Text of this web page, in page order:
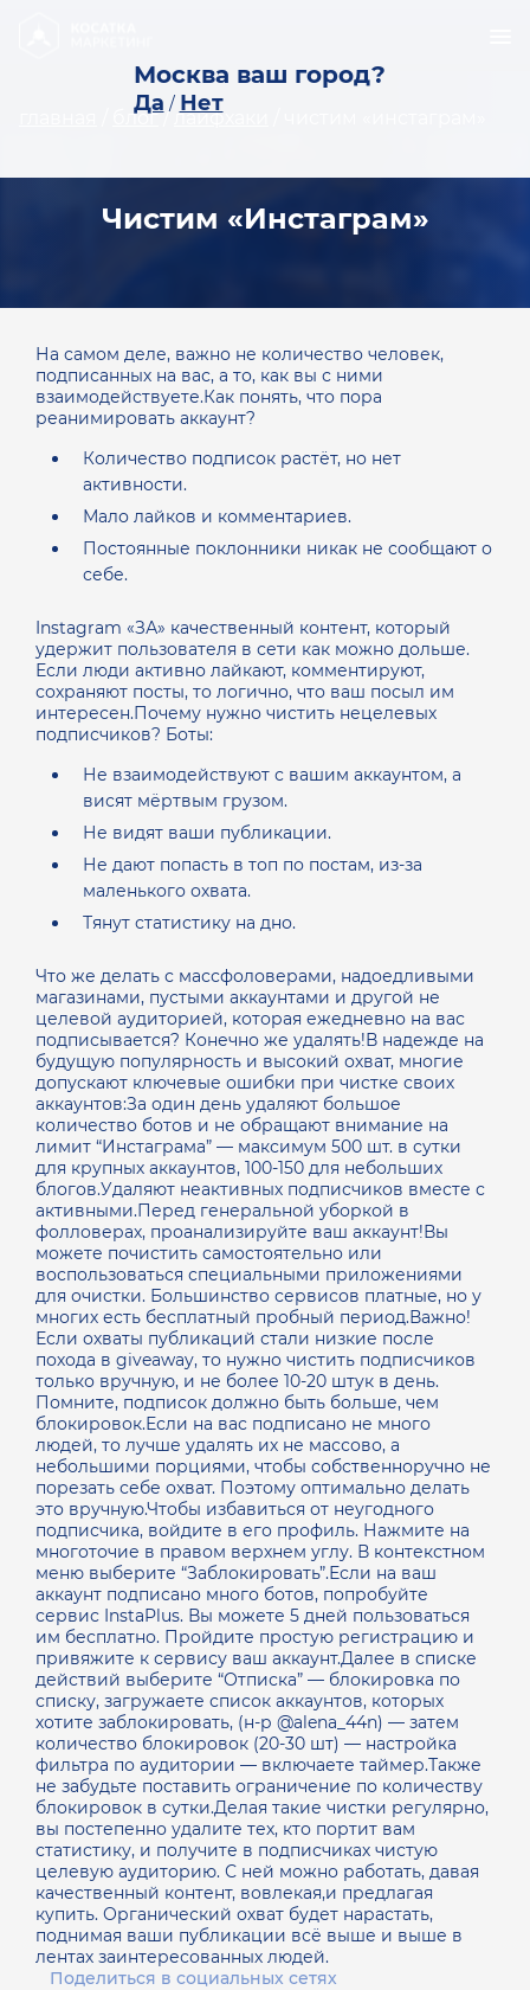
Москва ваш город?
Да / Нет
блог / лайфхаки
Чистим «Инстаграм»
На самом деле, важно не количество человек,
подписанных на вас, а то, как вы с ними
взаимодействуете.Как понять, что пора
реанимировать аккаунт?
Количество подписок растёт, но нет
активности.
Мало лайков и комментариев.
Постоянные поклонники никак не сообщают о
себе.
Instagram «ЗА» качественный контент, который
удержит пользователя в сети как можно дольше.
Если люди активно лайкают, комментируют,
сохраняют посты, то логично, что ваш посыл им
интересен.Почему нужно чистить нецелевых
подписчиков? Боты:
Не взаимодействуют с вашим аккаунтом, а
висят мёртвым грузом.
Не видят ваши публикации.
Не дают попасть в топ по постам, из-за
маленького охвата.
Тянут статистику на дно.
Что же делать с массфоловерами, надоедливыми
магазинами, пустыми аккаунтами и другой не
целевой аудиторией, которая ежедневно на вас
подписывается? Конечно же удалять!В надежде на
будущую популярность и высокий охват, многие
допускают ключевые ошибки при чистке своих
аккаунтов:За один день удаляют большое
количество ботов и не обращают внимание на
лимит “Инстаграма” — максимум 500 шт. в сутки
для крупных аккаунтов, 100-150 для небольших
блогов.Удаляют неактивных подписчиков вместе с
активными.Перед генеральной уборкой в
фолловерах, проанализируйте ваш аккаунт!Вы
можете почистить самостоятельно или
воспользоваться специальными приложениями
для очистки. Большинство сервисов платные, но у
многих есть бесплатный пробный период.Важно!
Если охваты публикаций стали низкие после
похода в giveaway, то нужно чистить подписчиков
только вручную, и не более 10-20 штук в день.
Помните, подписок должно быть больше, чем
блокировок.Если на вас подписано не много
людей, то лучше удалять их не массово, а
небольшими порциями, чтобы собственноручно не
порезать себе охват. Поэтому оптимально делать
это вручную.Чтобы избавиться от неугодного
подписчика, войдите в его профиль. Нажмите на
многоточие в правом верхнем углу. В контекстном
меню выберите “Заблокировать”.Если на ваш
аккаунт подписано много ботов, попробуйте
сервис InstaPlus. Вы можете 5 дней пользоваться
им бесплатно. Пройдите простую регистрацию и
привяжите к сервису ваш аккаунт.Далее в списке
действий выберите “Отписка” — блокировка по
списку, загружаете список аккаунтов, которых
хотите заблокировать, (н-р @alena_44n) — затем
количество блокировок (20-30 шт) — настройка
фильтра по аудитории — включаете таймер.Также
не забудьте поставить ограничение по количеству
блокировок в сутки.Делая такие чистки регулярно,
вы постепенно удалите тех, кто портит вам
статистику, и получите в подписчиках чистую
целевую аудиторию. С ней можно работать, давая
качественный контент, вовлекая,и предлагая
купить. Органический охват будет нарастать,
поднимая ваши публикации всё выше и выше в
лентах заинтересованных людей.
Поделиться в социальных сетях